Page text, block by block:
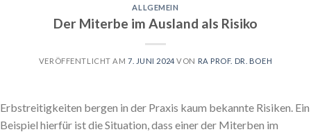
ALLGEMEIN
Der Miterbe im Ausland als Risiko
VERÖFFENTLICHT AM 7. JUNI 2024 VON RA PROF. DR. BOEH
Erbstreitigkeiten bergen in der Praxis kaum bekannte Risiken. Ein
Beispiel hierfür ist die Situation, dass einer der Miterben im